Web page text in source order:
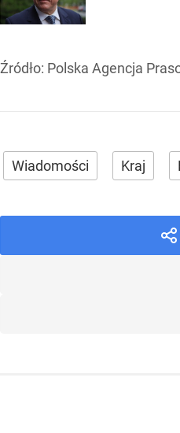
Źródło: Polska Agencja
Wiadomości Kraj